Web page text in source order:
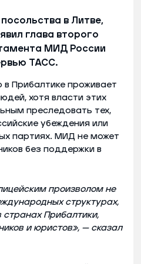
в Литве,
глава второго
МИД России
ТАСС.
в Прибалтике проживает
хотя власти этих
преследовать тех,
убеждения или
партиях. МИД не может
без поддержки в
произволом не
структурах,
странах Прибалтики,
и юристов», — сказал